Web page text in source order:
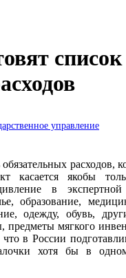
список
управление
расходов,
касается якобы
в
образование,
одежду, обувь,
мягкого
в России
хотя бы в